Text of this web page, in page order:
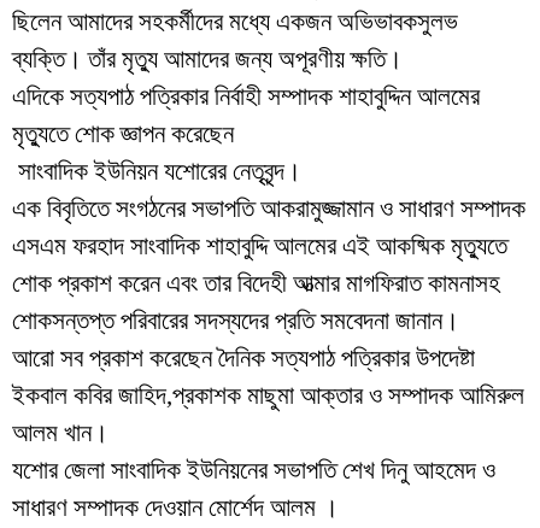
ছিলেন আমাদের সহকর্মীদের মধ্যে একজন অভিভাবকসুলভ
ব্যক্তি। তাঁর মৃত্যু আমাদের জন্য অপূরণীয় ক্ষতি।
এদিকে সত্যপাঠ পত্রিকার নির্বাহী সম্পাদক শাহাবুদ্দিন আলমের
মৃত্যুতে শোক জ্ঞাপন করেছেন
সাংবাদিক ইউনিয়ন যশোরের নেতৃবৃন্দ।
এক বিবৃতিতে সংগঠনের সভাপতি আকরামুজ্জামান ও সাধারণ সম্পাদক
এসএম ফরহাদ সাংবাদিক শাহাবুদ্দি আলমের এই আকষ্মিক মৃত্যুতে
শোক প্রকাশ করেন এবং তার বিদেহী আত্মার মাগফিরাত কামনাসহ
শোকসন্তপ্ত পরিবারের সদস্যদের প্রতি সমবেদনা জানান।
আরো সব প্রকাশ করেছেন দৈনিক সত্যপাঠ পত্রিকার উপদেষ্টা
ইকবাল কবির জাহিদ,প্রকাশক মাছুমা আক্তার ও সম্পাদক আমিরুল
আলম খান।
যশোর জেলা সাংবাদিক ইউনিয়নের সভাপতি শেখ দিনু আহমেদ ও
সাধারণ সম্পাদক দেওয়ান মোর্শেদ আলম ।